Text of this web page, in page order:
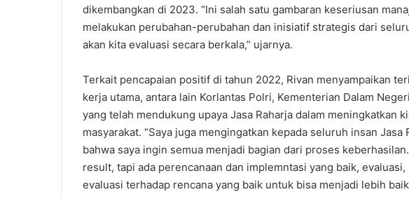
dikembangkan di 2023. “Ini salah satu gambaran keseriusan
melakukan perubahan-perubahan dan inisiatif strategis dari
akan kita evaluasi secara berkala,” ujarnya.
Terkait pencapaian positif di tahun 2022, Rivan menyampaikan
kerja utama, antara lain Korlantas Polri, Kementerian Dalam
yang telah mendukung upaya Jasa Raharja dalam meningkatkan
masyarakat. “Saya juga mengingatkan kepada seluruh insan Jasa
bahwa saya ingin semua menjadi bagian dari proses
result, tapi ada perencanaan dan implemntasi yang baik,
evaluasi terhadap rencana yang baik untuk bisa menjadi lebih